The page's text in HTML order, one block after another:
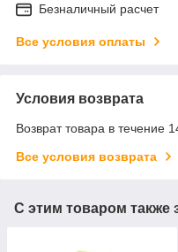
Безналичный расчет
Все условия оплаты
Условия возврата
Возврат товара в течение
Все условия возврата
С этим товаром также